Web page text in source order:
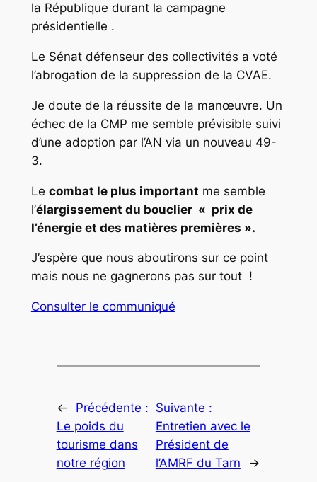
la République durant la campagne
présidentielle .
Le Sénat défenseur des collectivités a voté
l’abrogation de la suppression de la CVAE.
Je doute de la réussite de la manœuvre. Un
échec de la CMP me semble prévisible suivi
d’une adoption par l’AN via un nouveau 49-
3.
Le combat le plus important me semble
l’élargissement du bouclier « prix de
l’énergie et des matières premières ».
J’espère que nous aboutirons sur ce point
mais nous ne gagnerons pas sur tout !
Consulter le communiqué
←
Précédente :
Le poids du
tourisme dans
notre région
Suivante :
Entretien avec le
Président de
l’AMRF du Tarn
→